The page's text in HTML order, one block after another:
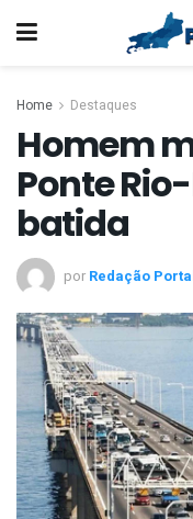
Home Destaques
Homem
Ponte
batida
por Redação